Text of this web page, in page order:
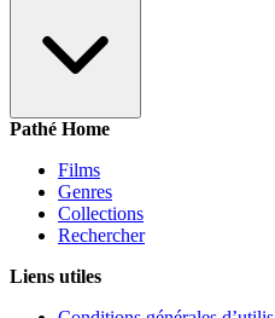
Pathé Home
Films
Genres
Collections
Rechercher
Liens utiles